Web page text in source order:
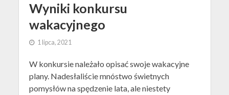
Wyniki konkursu
wakacyjnego
1 lipca, 2021
W konkursie należało opisać swoje wakacyjne
plany. Nadesłaliście mnóstwo świetnych
pomysłów na spędzenie lata, ale niestety